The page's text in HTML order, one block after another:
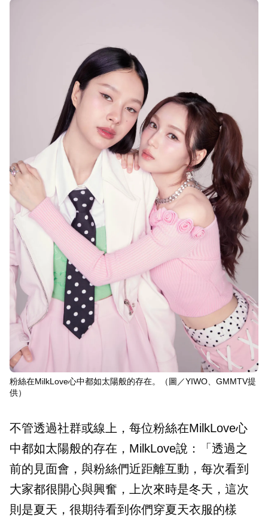
粉絲在MilkLove心中都如太陽般的存在。（圖／YIWO、GMMTV提
供）
不管透過社群或線上，每位粉絲在MilkLove心
中都如太陽般的存在，MilkLove說：「透過之
前的見面會，與粉絲們近距離互動，每次看到
大家都很開心與興奮，上次來時是冬天，這次
則是夏天，很期待看到你們穿夏天衣服的樣